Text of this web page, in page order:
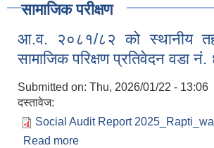
सामाजिक परीक्षण
आ.व. २०८१/८२ को स्थानीय
सामाजिक परिक्षण प्रतिवेदन वडा नं.
Submitted on: Thu, 2026/01/22 - 13:06
दस्तावेज:
Social Audit Report
Read more